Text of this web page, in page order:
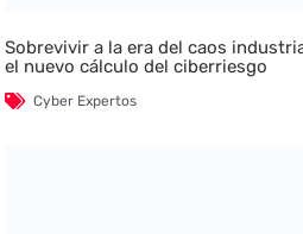
Sobrevivir a la era del caos
el nuevo cálculo del ciberriesgo
Cyber Expertos